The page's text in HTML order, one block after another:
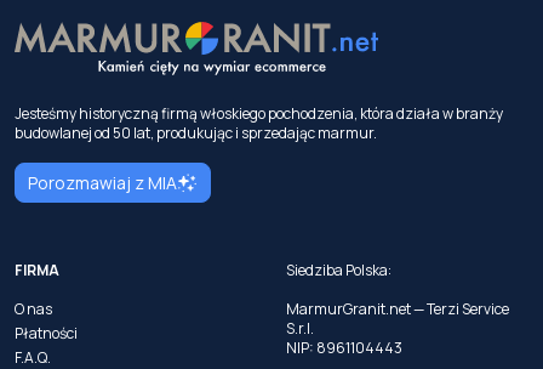
Jesteśmy historyczną firmą włoskiego pochodzenia, która działa w branży
budowlanej od 50 lat, produkując i sprzedając marmur.
Porozmawiaj z MIA
FIRMA
O nas
Płatności
F.A.Q.
Siedziba Polska:
MarmurGranit.net — Terzi Service
S.r.l.
NIP: 8961104443